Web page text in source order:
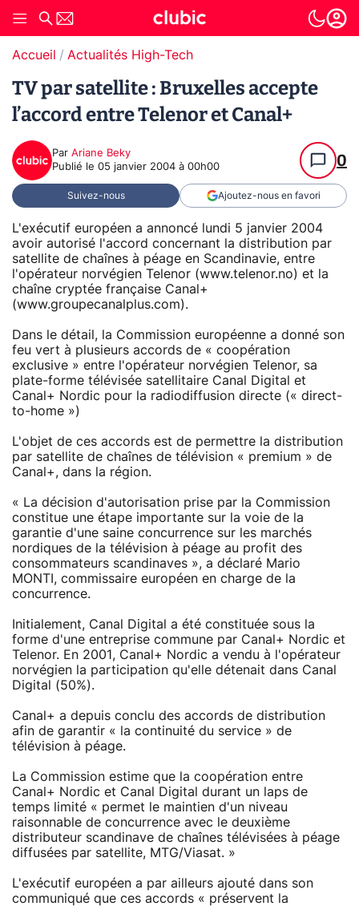
Accueil Actualités High-Tech
TV par satellite : Bruxelles accepte
l’accord entre Telenor et Canal+
Par Ariane Beky
Publié le 05 janvier 2004 à 00h00 0
Suivez-nous Ajoutez-nous en favori
L'exécutif européen a annoncé lundi 5 janvier 2004
avoir autorisé l'accord concernant la distribution par
satellite de chaînes à péage en Scandinavie, entre
l'opérateur norvégien Telenor (www.telenor.no) et la
chaîne cryptée française Canal+
(www.groupecanalplus.com).
Dans le détail, la Commission européenne a donné son
feu vert à plusieurs accords de « coopération
exclusive » entre l'opérateur norvégien Telenor, sa
plate-forme télévisée satellitaire Canal Digital et
Canal+ Nordic pour la radiodiffusion directe (« direct-
to-home »)
L'objet de ces accords est de permettre la distribution
par satellite de chaînes de télévision « premium » de
Canal+, dans la région.
« La décision d'autorisation prise par la Commission
constitue une étape importante sur la voie de la
garantie d'une saine concurrence sur les marchés
nordiques de la télévision à péage au profit des
consommateurs scandinaves », a déclaré Mario
MONTI, commissaire européen en charge de la
concurrence.
Initialement, Canal Digital a été constituée sous la
forme d'une entreprise commune par Canal+ Nordic et
Telenor. En 2001, Canal+ Nordic a vendu à l'opérateur
norvégien la participation qu'elle détenait dans Canal
Digital (50%).
Canal+ a depuis conclu des accords de distribution
afin de garantir « la continuité du service » de
télévision à péage.
La Commission estime que la coopération entre
Canal+ Nordic et Canal Digital durant un laps de
temps limité « permet le maintien d'un niveau
raisonnable de concurrence avec le deuxième
distributeur scandinave de chaînes télévisées à péage
diffusées par satellite, MTG/Viasat. »
L'exécutif européen a par ailleurs ajouté dans son
communiqué que ces accords « préservent la